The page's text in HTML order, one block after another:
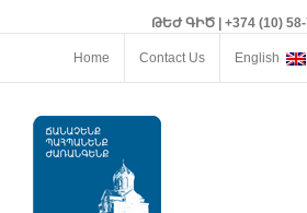
ԹԵԺ ԳԻԾ | +374 (10) 58-
Home Contact Us English